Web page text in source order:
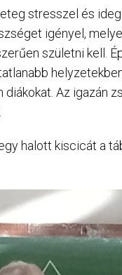
stresszel és
igényel,
születni kell.
Az igazán
halott kiscicát a